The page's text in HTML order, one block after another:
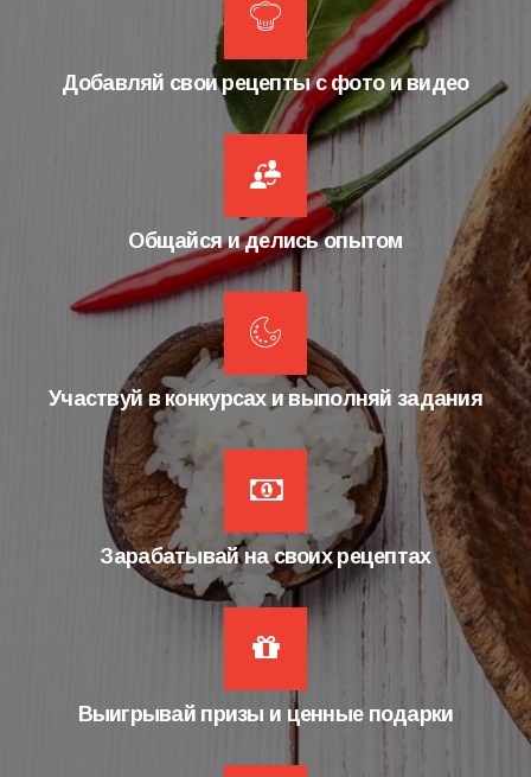
Добавляй свои рецепты с фото и видео
Общайся и делись опытом
Участвуй в конкурсах и выполняй задания
Зарабатывай на своих рецептах
Выигрывай призы и ценные подарки